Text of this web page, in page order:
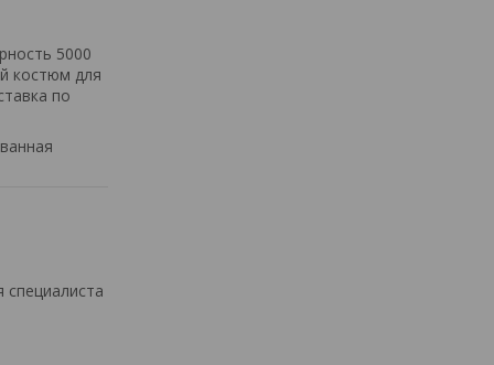
5000
костюм для
по